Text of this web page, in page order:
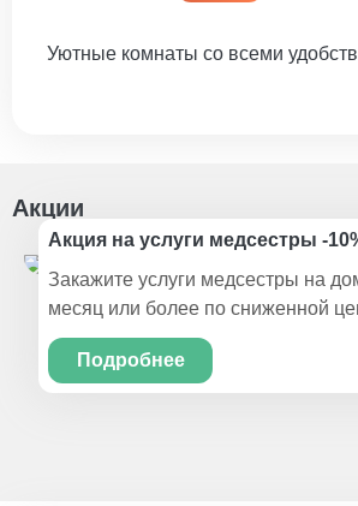
Уютные комнаты со всеми
Акции
Акция на услуги медсестры -
Закажите услуги медсестры на
месяц или более по сниженной
Подробнее